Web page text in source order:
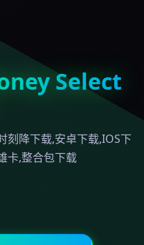
Select
刻降下载,安卓下载,IOS下
卡,整合包下载